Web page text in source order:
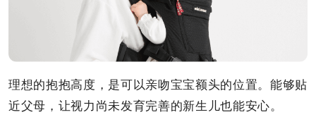
理想的抱抱高度，是可以亲吻宝宝额头的位置。能够贴
近父母，让视力尚未发育完善的新生儿也能安心。